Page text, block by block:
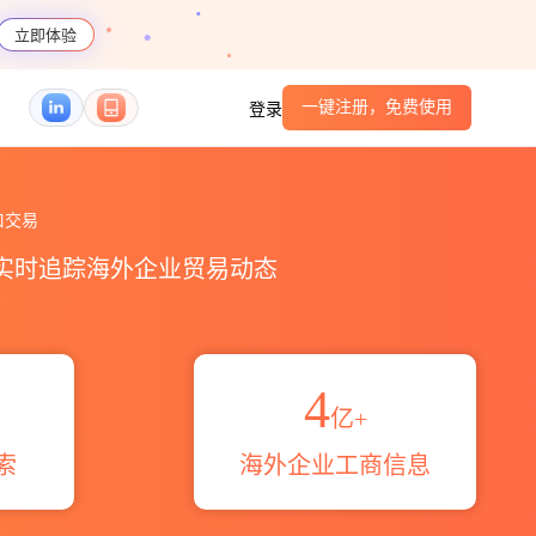
立即体验
登录 一键注册，免费使用
易
时追踪海外企业贸易动态
4亿+
海外企业工商信息